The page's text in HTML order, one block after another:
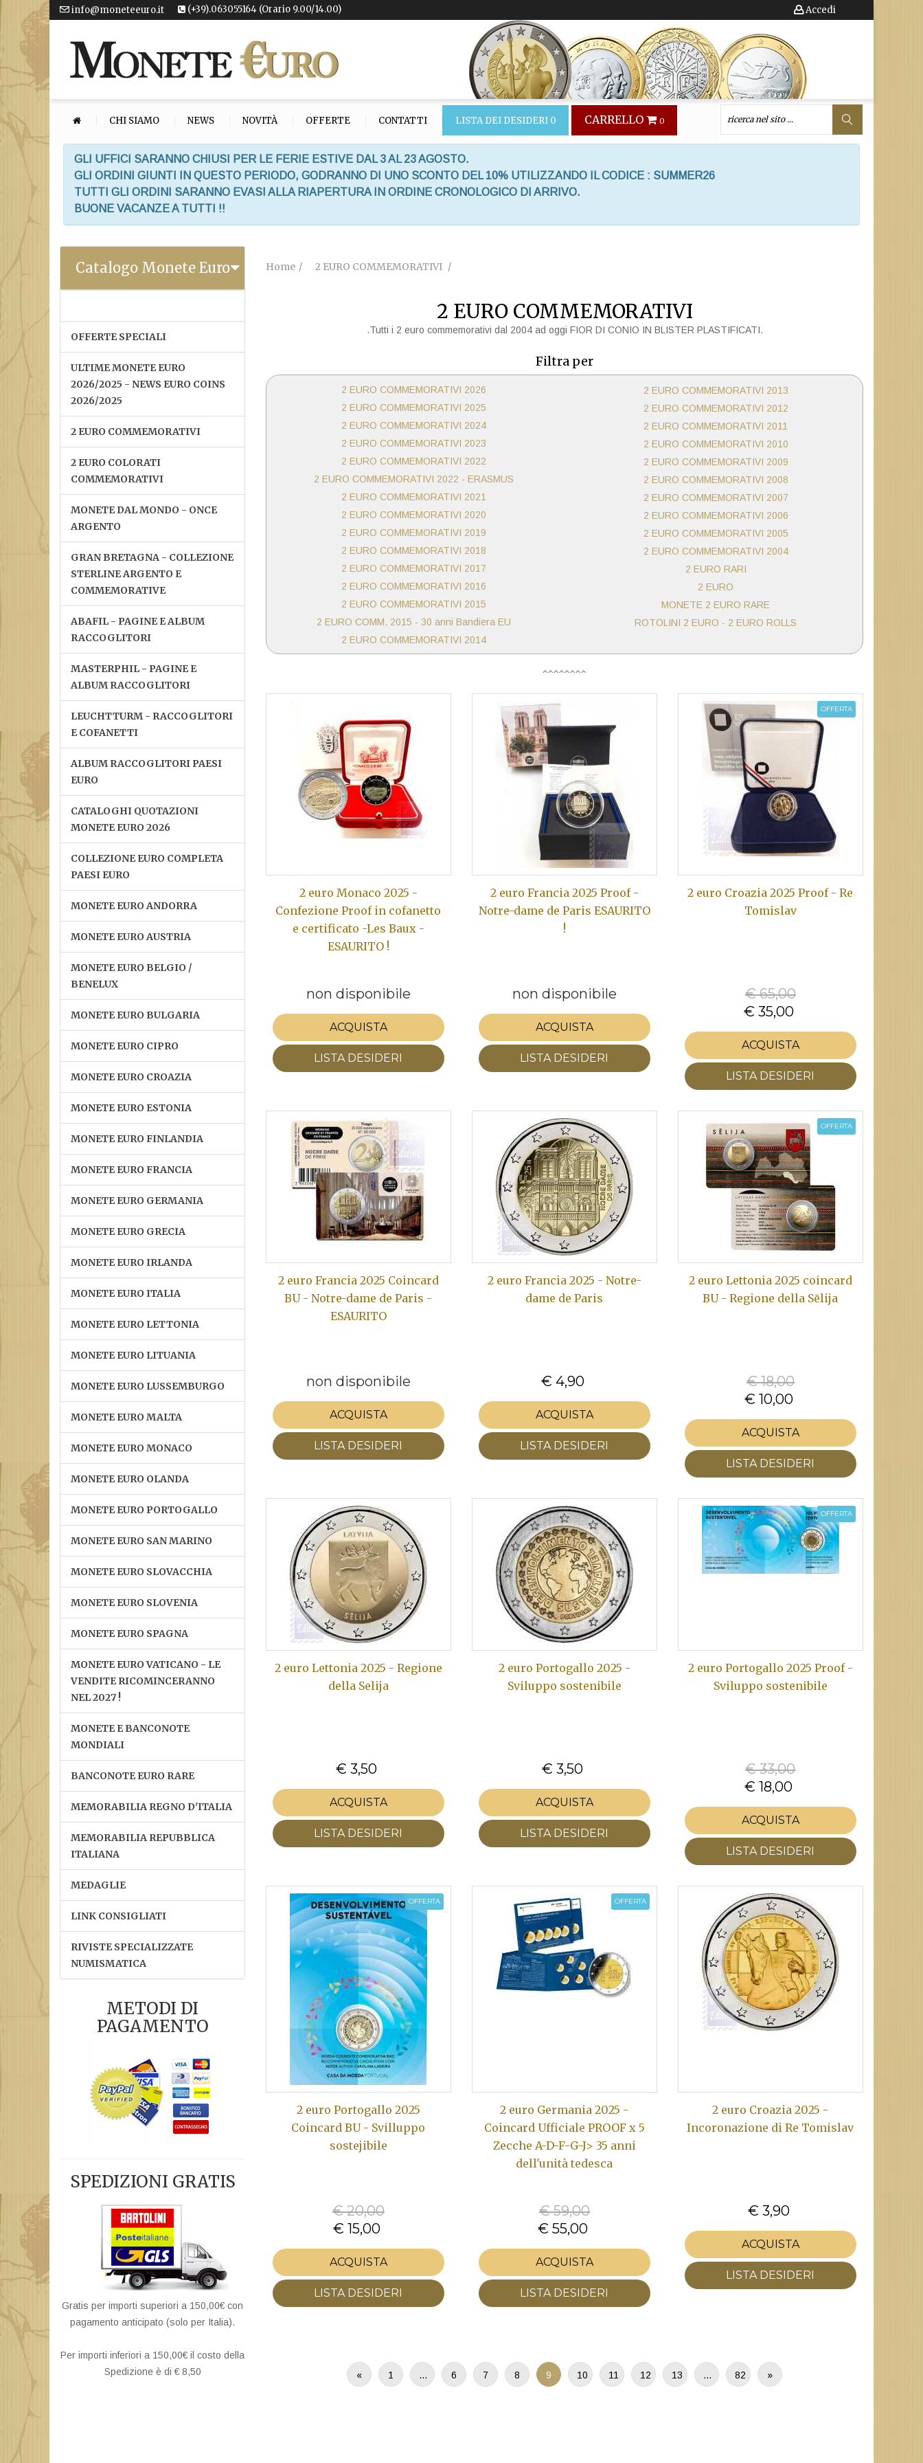
info@moneteeuro.it (+39).063055164 (Orario 9.00/14.00) Accedi
CHI SIAMO NEWS NOVITÀ OFFERTE CONTATTI LISTA DEI DESIDERI 0 CARRELLO 0
GLI UFFICI SARANNO CHIUSI PER LE FERIE ESTIVE DAL 3 AL 23 AGOSTO.
GLI ORDINI GIUNTI IN QUESTO PERIODO, GODRANNO DI UNO SCONTO DEL 10% UTILIZZANDO IL CODICE : SUMMER26
TUTTI GLI ORDINI SARANNO EVASI ALLA RIAPERTURA IN ORDINE CRONOLOGICO DI ARRIVO.
BUONE VACANZE A TUTTI !!
Catalogo Monete Euro
OFFERTE SPECIALI
ULTIME MONETE EURO
2026/2025 - NEWS EURO COINS
2026/2025
2 EURO COMMEMORATIVI
2 EURO COLORATI
COMMEMORATIVI
MONETE DAL MONDO - ONCE
ARGENTO
GRAN BRETAGNA - COLLEZIONE
STERLINE ARGENTO E
COMMEMORATIVE
ABAFIL - PAGINE E ALBUM
RACCOGLITORI
MASTERPHIL - PAGINE E
ALBUM RACCOGLITORI
LEUCHTTURM - RACCOGLITORI
E COFANETTI
ALBUM RACCOGLITORI PAESI
EURO
CATALOGHI QUOTAZIONI
MONETE EURO 2026
COLLEZIONE EURO COMPLETA
PAESI EURO
MONETE EURO ANDORRA
MONETE EURO AUSTRIA
MONETE EURO BELGIO /
BENELUX
MONETE EURO BULGARIA
MONETE EURO CIPRO
MONETE EURO CROAZIA
MONETE EURO ESTONIA
MONETE EURO FINLANDIA
MONETE EURO FRANCIA
MONETE EURO GERMANIA
MONETE EURO GRECIA
MONETE EURO IRLANDA
MONETE EURO ITALIA
MONETE EURO LETTONIA
MONETE EURO LITUANIA
MONETE EURO LUSSEMBURGO
MONETE EURO MALTA
MONETE EURO MONACO
MONETE EURO OLANDA
MONETE EURO PORTOGALLO
MONETE EURO SAN MARINO
MONETE EURO SLOVACCHIA
MONETE EURO SLOVENIA
MONETE EURO SPAGNA
MONETE EURO VATICANO - LE
VENDITE RICOMINCERANNO
NEL 2027 !
MONETE E BANCONOTE
MONDIALI
BANCONOTE EURO RARE
MEMORABILIA REGNO D'ITALIA
MEMORABILIA REPUBBLICA
ITALIANA
MEDAGLIE
LINK CONSIGLIATI
RIVISTE SPECIALIZZATE
NUMISMATICA
METODI DI
PAGAMENTO
SPEDIZIONI GRATIS
Gratis per importi superiori a 150,00€ con
pagamento anticipato (solo per Italia).
Per importi inferiori a 150,00€ il costo della
Spedizione è di € 8,50
Home 2 EURO COMMEMORATIVI
2 EURO COMMEMORATIVI
.Tutti i 2 euro commemorativi dal 2004 ad oggi FIOR DI CONIO IN BLISTER PLASTIFICATI.
Filtra per
2 EURO COMMEMORATIVI 2026
2 EURO COMMEMORATIVI 2025
2 EURO COMMEMORATIVI 2024
2 EURO COMMEMORATIVI 2023
2 EURO COMMEMORATIVI 2022
2 EURO COMMEMORATIVI 2022 - ERASMUS
2 EURO COMMEMORATIVI 2021
2 EURO COMMEMORATIVI 2020
2 EURO COMMEMORATIVI 2019
2 EURO COMMEMORATIVI 2018
2 EURO COMMEMORATIVI 2017
2 EURO COMMEMORATIVI 2016
2 EURO COMMEMORATIVI 2015
2 EURO COMM. 2015 - 30 anni Bandiera EU
2 EURO COMMEMORATIVI 2014
2 EURO COMMEMORATIVI 2013
2 EURO COMMEMORATIVI 2012
2 EURO COMMEMORATIVI 2011
2 EURO COMMEMORATIVI 2010
2 EURO COMMEMORATIVI 2009
2 EURO COMMEMORATIVI 2008
2 EURO COMMEMORATIVI 2007
2 EURO COMMEMORATIVI 2006
2 EURO COMMEMORATIVI 2005
2 EURO COMMEMORATIVI 2004
2 EURO RARI
2 EURO
MONETE 2 EURO RARE
ROTOLINI 2 EURO - 2 EURO ROLLS
2 euro Monaco 2025 -
Confezione Proof in cofanetto
e certificato -Les Baux -
ESAURITO !
non disponibile
ACQUISTA
LISTA DESIDERI
2 euro Francia 2025 Proof -
Notre-dame de Paris ESAURITO
!
non disponibile
ACQUISTA
LISTA DESIDERI
OFFERTA
2 euro Croazia 2025 Proof - Re
Tomislav
€ 65,00
€ 35,00
ACQUISTA
LISTA DESIDERI
2 euro Francia 2025 Coincard
BU - Notre-dame de Paris -
ESAURITO
non disponibile
ACQUISTA
LISTA DESIDERI
2 euro Francia 2025 - Notre-
dame de Paris
€ 4,90
ACQUISTA
LISTA DESIDERI
OFFERTA
2 euro Lettonia 2025 coincard
BU - Regione della Sēlija
€ 18,00
€ 10,00
ACQUISTA
LISTA DESIDERI
2 euro Lettonia 2025 - Regione
della Selija
€ 3,50
ACQUISTA
LISTA DESIDERI
2 euro Portogallo 2025 -
Sviluppo sostenibile
€ 3,50
ACQUISTA
LISTA DESIDERI
OFFERTA
2 euro Portogallo 2025 Proof -
Sviluppo sostenibile
€ 33,00
€ 18,00
ACQUISTA
LISTA DESIDERI
OFFERTA
2 euro Portogallo 2025
Coincard BU - Svilluppo
sostejibile
€ 20,00
€ 15,00
ACQUISTA
LISTA DESIDERI
OFFERTA
2 euro Germania 2025 -
Coincard Ufficiale PROOF x 5
Zecche A-D-F-G-J> 35 anni
dell'unità tedesca
€ 59,00
€ 55,00
ACQUISTA
LISTA DESIDERI
2 euro Croazia 2025 -
Incoronazione di Re Tomislav
€ 3,90
ACQUISTA
LISTA DESIDERI
« 1 … 6 7 8 9 10 11 12 13 … 82 »